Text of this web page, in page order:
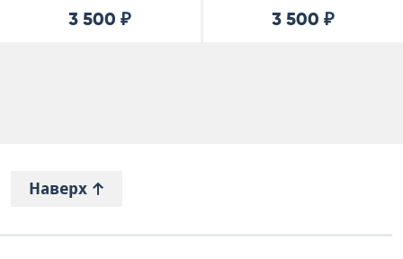
3 500 ₽ 3 500 ₽
Наверх